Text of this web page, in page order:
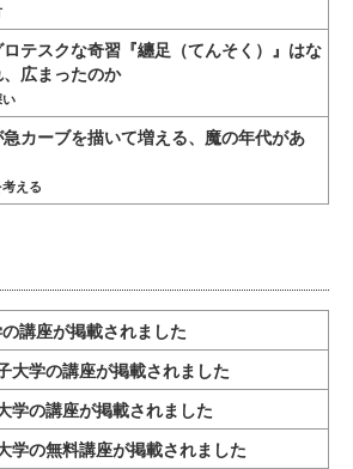
テスクな奇習『纏足（てんそく）』はな
広まったのか
カーブを描いて増える、魔の年代があ
える
講座が掲載されました
学の講座が掲載されました
の講座が掲載されました
の無料講座が掲載されました